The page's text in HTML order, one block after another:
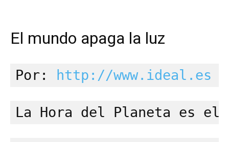
El mundo apaga la luz
Por: http://www.ideal.es
La Hora del Planeta es